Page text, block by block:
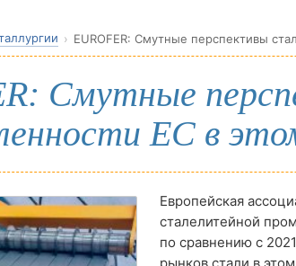
EUROFER: Смутные перспективы
Смутные
ЕС в
Европейская
сталелитейной
по сравнению с